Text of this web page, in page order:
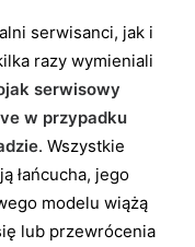
serwisanci, jak i
razy wymieniali
serwisowy
w przypadku
. Wszystkie
łańcucha, jego
modelu wiążą
lub przewrócenia